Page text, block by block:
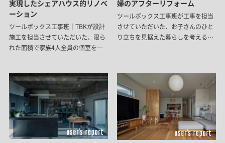
実現したシェアハウス的リノベ
ーション
ツールボックス工事班｜TBKが設計
施工を担当させていただいた、限ら
れた面積で家族4人全員の個室をし
婦のアフターリフォーム
ツールボックス工事班が工事を担当
させていただいた、お子さんのひと
り立ちを見据えた暮らしを考えるリ
ました。